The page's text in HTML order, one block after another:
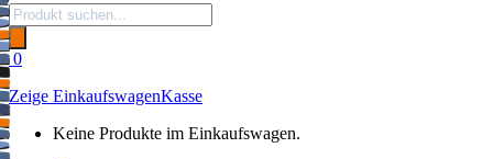
Products
search
0
Zeige EinkaufswagenKasse
Keine Produkte im Einkaufswagen.